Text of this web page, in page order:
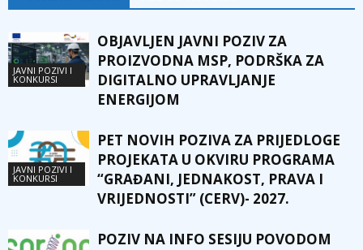
JAVNI POZIVI I
KONKURSI
OBJAVLJEN JAVNI POZIV ZA
PROIZVODNA MSP, PODRŠKA ZA
DIGITALNO UPRAVLJANJE
ENERGIJOM
JAVNI POZIVI I
KONKURSI
PET NOVIH POZIVA ZA PRIJEDLOGE
PROJEKATA U OKVIRU PROGRAMA
“GRAĐANI, JEDNAKOST, PRAVA I
VRIJEDNOSTI” (CERV)- 2027.
POZIV NA INFO SESIJU POVODOM